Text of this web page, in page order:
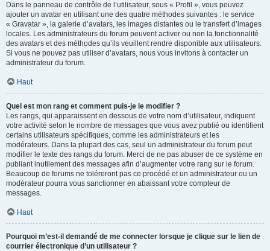
Dans le panneau de contrôle de l’utilisateur, sous « Profil », vous pouvez
ajouter un avatar en utilisant une des quatre méthodes suivantes : le service
« Gravatar », la galerie d’avatars, les images distantes ou le transfert d’images
locales. Les administrateurs du forum peuvent activer ou non la fonctionnalité
des avatars et des méthodes qu’ils veuillent rendre disponible aux utilisateurs.
Si vous ne pouvez pas utiliser d’avatars, nous vous invitons à contacter un
administrateur du forum.
Haut
Quel est mon rang et comment puis-je le modifier ?
Les rangs, qui apparaissent en dessous de votre nom d’utilisateur, indiquent
votre activité selon le nombre de messages que vous avez publié ou identifient
certains utilisateurs spécifiques, comme les administrateurs et les
modérateurs. Dans la plupart des cas, seul un administrateur du forum peut
modifier le texte des rangs du forum. Merci de ne pas abuser de ce système en
publiant inutilement des messages afin d’augmenter votre rang sur le forum.
Beaucoup de forums ne toléreront pas ce procédé et un administrateur ou un
modérateur pourra vous sanctionner en abaissant votre compteur de
messages.
Haut
Pourquoi m’est-il demandé de me connecter lorsque je clique sur le lien de
courrier électronique d’un utilisateur ?